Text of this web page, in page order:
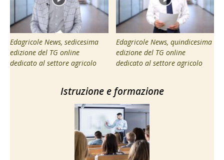
Edagricole News, sedicesima
edizione del TG online
dedicato al settore agricolo
Edagricole News, quindicesima
edizione del TG online
dedicato al settore agricolo
Istruzione e formazione